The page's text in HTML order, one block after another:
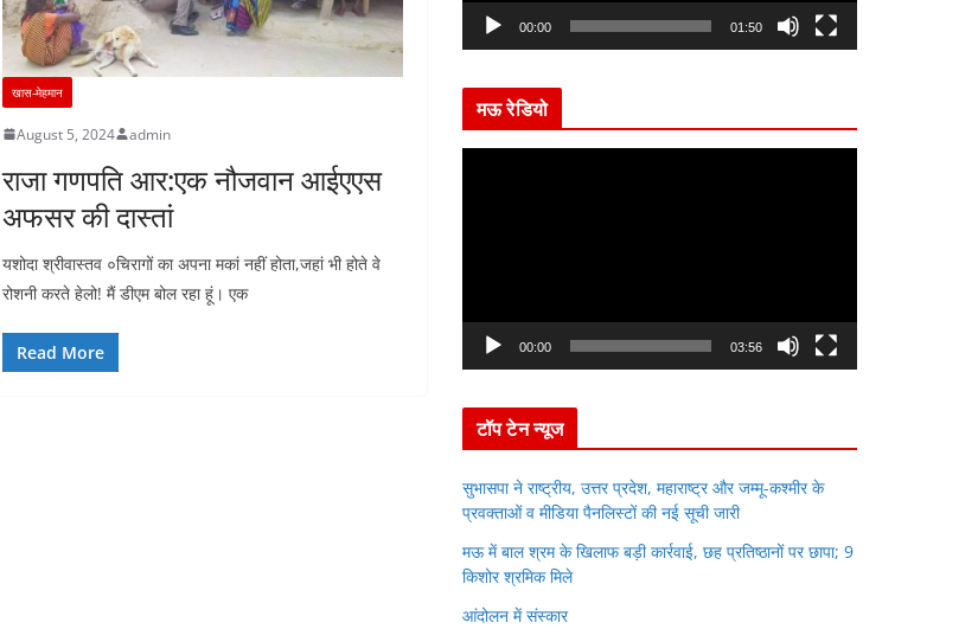
खास-मेहमान
August 5, 2024 admin
राजा गणपति आर:एक नौजवान आईएएस
अफसर की दास्तां
यशोदा श्रीवास्तव ०चिरागों का अपना मकां नहीं होता,जहां भी होते वे
रोशनी करते हेलो! मैं डीएम बोल रहा हूं। एक
Read More
a
r
00:00 01:50
मऊ रेडियो
a
r
00:00 03:56
टॉप टेन न्यूज
सुभासपा ने राष्ट्रीय, उत्तर प्रदेश, महाराष्ट्र और जम्मू-कश्मीर के
प्रवक्ताओं व मीडिया पैनलिस्टों की नई सूची जारी
मऊ में बाल श्रम के खिलाफ बड़ी कार्रवाई, छह प्रतिष्ठानों पर छापा; 9
किशोर श्रमिक मिले
आंदोलन में संस्कार